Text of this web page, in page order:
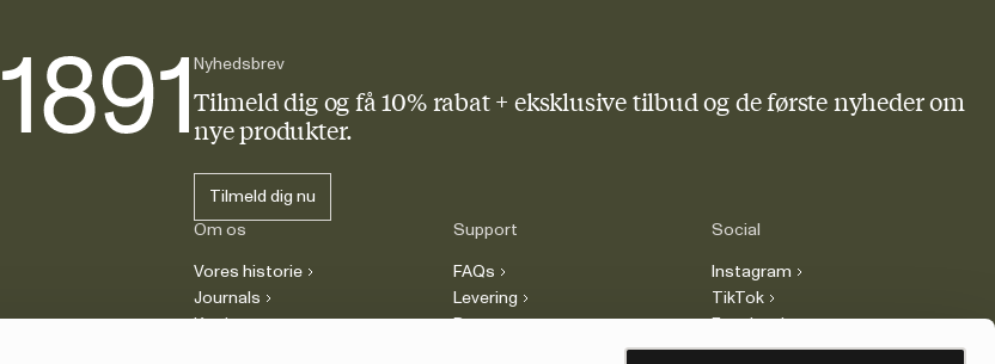
Nyhedsbrev
Tilmeld dig og få 10% rabat + eksklusive tilbud og de første nyheder om
nye produkter.
Tilmeld dig nu
Om os
Vores historie
Journals
Support
FAQs
Levering
Social
Instagram
TikTok
LinkedIn